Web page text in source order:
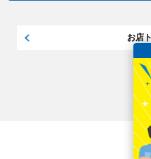
お店